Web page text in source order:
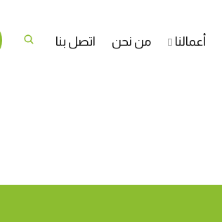
أعمالنا من نحن اتصل بنا